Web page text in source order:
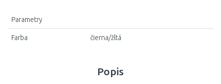
Popis
Parametry
Farba čierna/žltá